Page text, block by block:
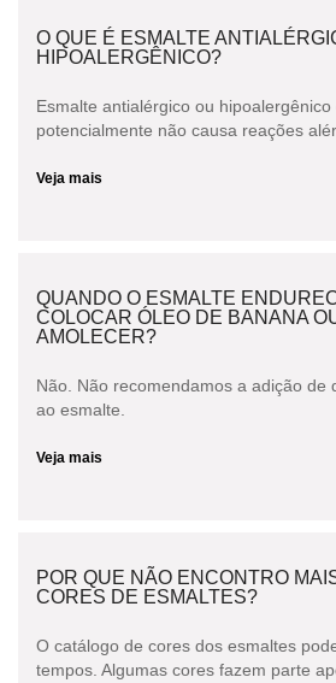
O QUE É ESMALTE
HIPOALERGÊNICO?
Esmalte antialérgico ou
potencialmente não causa reações
Veja mais
QUANDO O ESMALTE
COLOCAR ÓLEO DE BANANA
AMOLECER?
Não. Não recomendamos a adição de
ao esmalte.
Veja mais
POR QUE NÃO ENCONTRO
CORES DE ESMALTES?
O catálogo de cores dos esmaltes
tempos. Algumas cores fazem parte